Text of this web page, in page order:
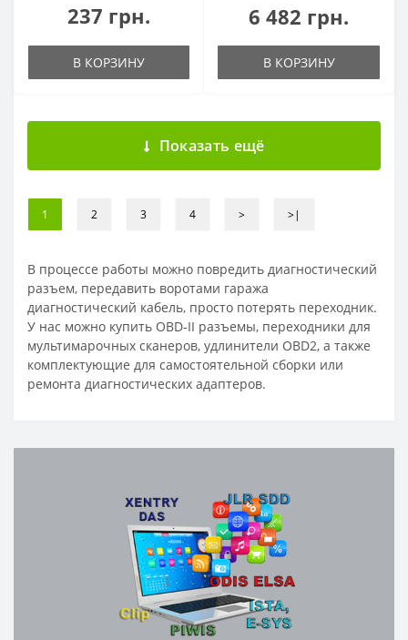
237 грн.
В КОРЗИНУ
6 482 грн.
В КОРЗИНУ
Показать ещё
1 2 3 4 > >|
В процессе работы можно повредить диагностический
разъем, передавить воротами гаража
диагностический кабель, просто потерять переходник.
У нас можно купить OBD-II разъемы, переходники для
мультимарочных сканеров, удлинители OBD2, а также
комплектующие для самостоятельной сборки или
ремонта диагностических адаптеров.